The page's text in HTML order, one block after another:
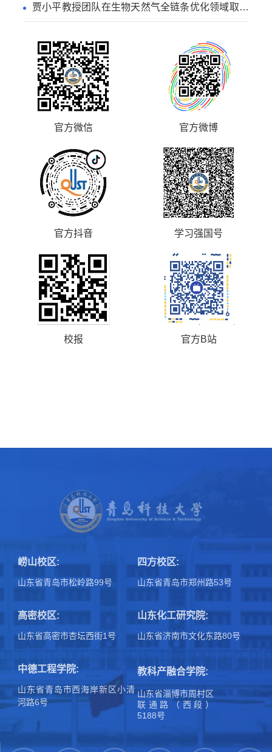
贾小平教授团队在生物天然气全链条优化领域取得
官方微信 官方微博
官方抖音 学习强国号
校报 官方B站
崂山校区:
山东省青岛市松岭路99号
四方校区:
山东省青岛市郑州路53号
高密校区:
山东省高密市杏坛西街1号
山东化工研究院:
山东省济南市文化东路80号
中德工程学院:
山东省青岛市西海岸新区小清
河路6号
教科产融合学院:
山东省淄博市周村区
联通路（西段）
5188号